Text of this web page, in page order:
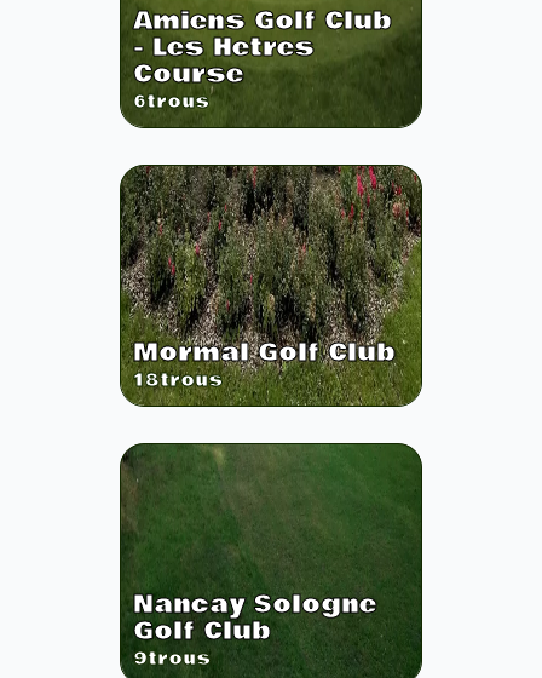
Amiens Golf Club
- Les Hetres
Course
6trous
Mormal Golf Club
18trous
Nancay Sologne
Golf Club
9trous